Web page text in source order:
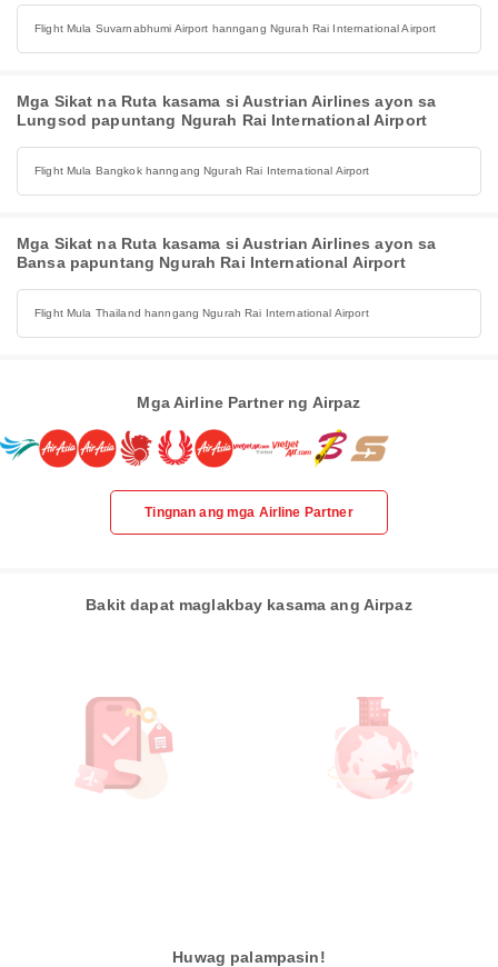
Flight Mula Suvarnabhumi Airport hanngang Ngurah Rai International Airport
Mga Sikat na Ruta kasama si Austrian Airlines ayon sa
Lungsod papuntang Ngurah Rai International Airport
Flight Mula Bangkok hanngang Ngurah Rai International Airport
Mga Sikat na Ruta kasama si Austrian Airlines ayon sa
Bansa papuntang Ngurah Rai International Airport
Flight Mula Thailand hanngang Ngurah Rai International Airport
Mga Airline Partner ng Airpaz
Tingnan ang mga Airline Partner
Bakit dapat maglakbay kasama ang Airpaz
Huwag palampasin!